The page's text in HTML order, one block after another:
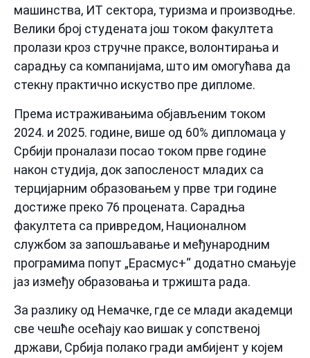
машинства, ИТ сектора, туризма и производње.
Велики број студената још током факултета
пролази кроз стручне праксе, волонтирања и
сарадњу са компанијама, што им омогућава да
стекну практично искуство пре дипломе.
Према истраживањима објављеним током
2024. и 2025. године, више од 60% дипломаца у
Србији проналази посао током прве године
након студија, док запосленост младих са
терцијарним образовањем у прве три године
достиже преко 76 процената. Сарадња
факултета са привредом, Националном
службом за запошљавање и међународним
програмима попут „Ерасмус+“ додатно смањује
јаз између образовања и тржишта рада.
За разлику од Немачке, где се млади академци
све чешће осећају као вишак у сопственој
држави, Србија полако гради амбијент у којем